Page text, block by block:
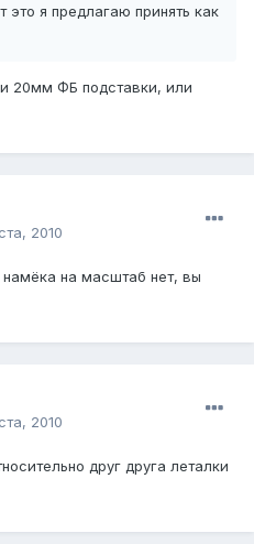
это я предлагаю принять как
20мм ФБ подставки, или
2010
на масштаб нет, вы
2010
друг друга леталки